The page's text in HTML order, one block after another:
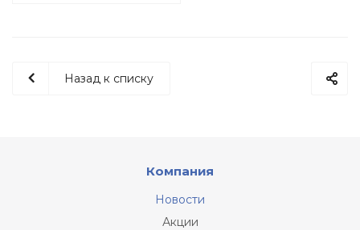
Назад к списку
Компания
Новости
Акции